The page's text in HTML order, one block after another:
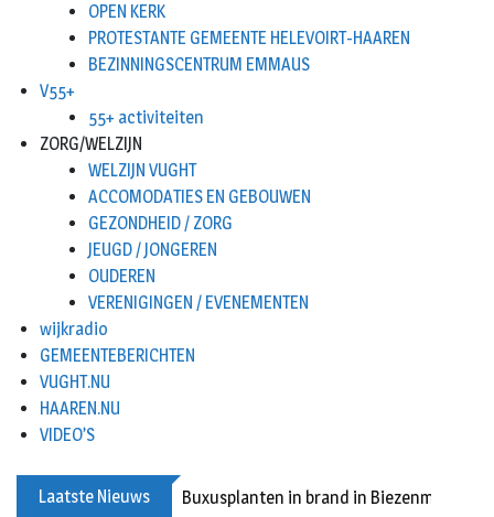
OPEN KERK
PROTESTANTE GEMEENTE HELEVOIRT-HAAREN
BEZINNINGSCENTRUM EMMAUS
V55+
55+ activiteiten
ZORG/WELZIJN
WELZIJN VUGHT
ACCOMODATIES EN GEBOUWEN
GEZONDHEID / ZORG
JEUGD / JONGEREN
OUDEREN
VERENIGINGEN / EVENEMENTEN
wijkradio
GEMEENTEBERICHTEN
VUGHT.NU
HAAREN.NU
VIDEO’S
Laatste Nieuws Buxusplanten in brand in Biezenmortel,